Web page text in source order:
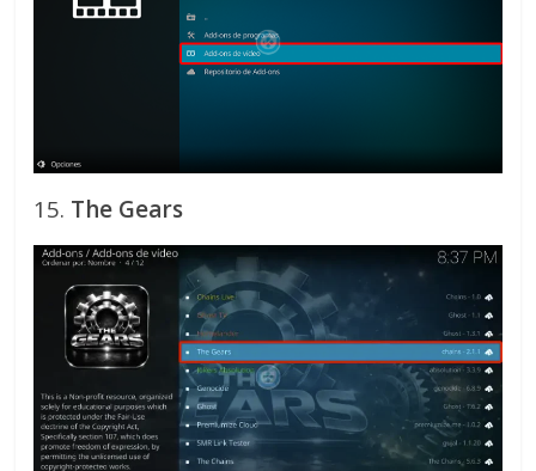
15. The Gears